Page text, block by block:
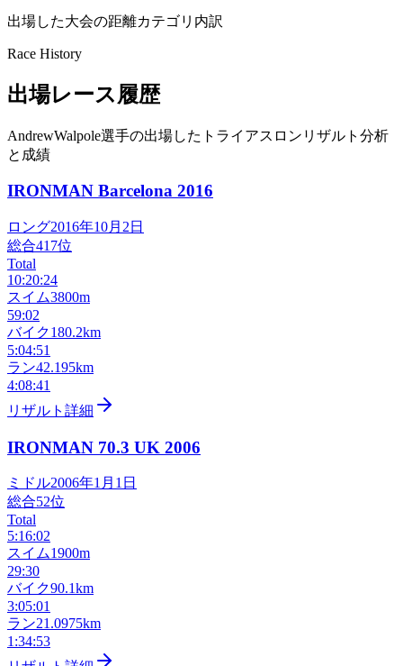
出場した大会の距離カテゴリ内訳
Race History
出場レース履歴
AndrewWalpole選手の出場したトライアスロンリザルト分析
と成績
IRONMAN Barcelona 2016
ロング2016年10月2日
総合417位
Total
10:20:24
スイム3800m
59:02
バイク180.2km
5:04:51
ラン42.195km
4:08:41
リザルト詳細
IRONMAN 70.3 UK 2006
ミドル2006年1月1日
総合52位
Total
5:16:02
スイム1900m
29:30
バイク90.1km
3:05:01
ラン21.0975km
1:34:53